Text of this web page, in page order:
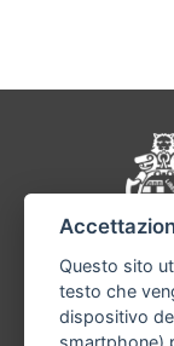
Questo sito
testo che
dispositivo
smartphone)